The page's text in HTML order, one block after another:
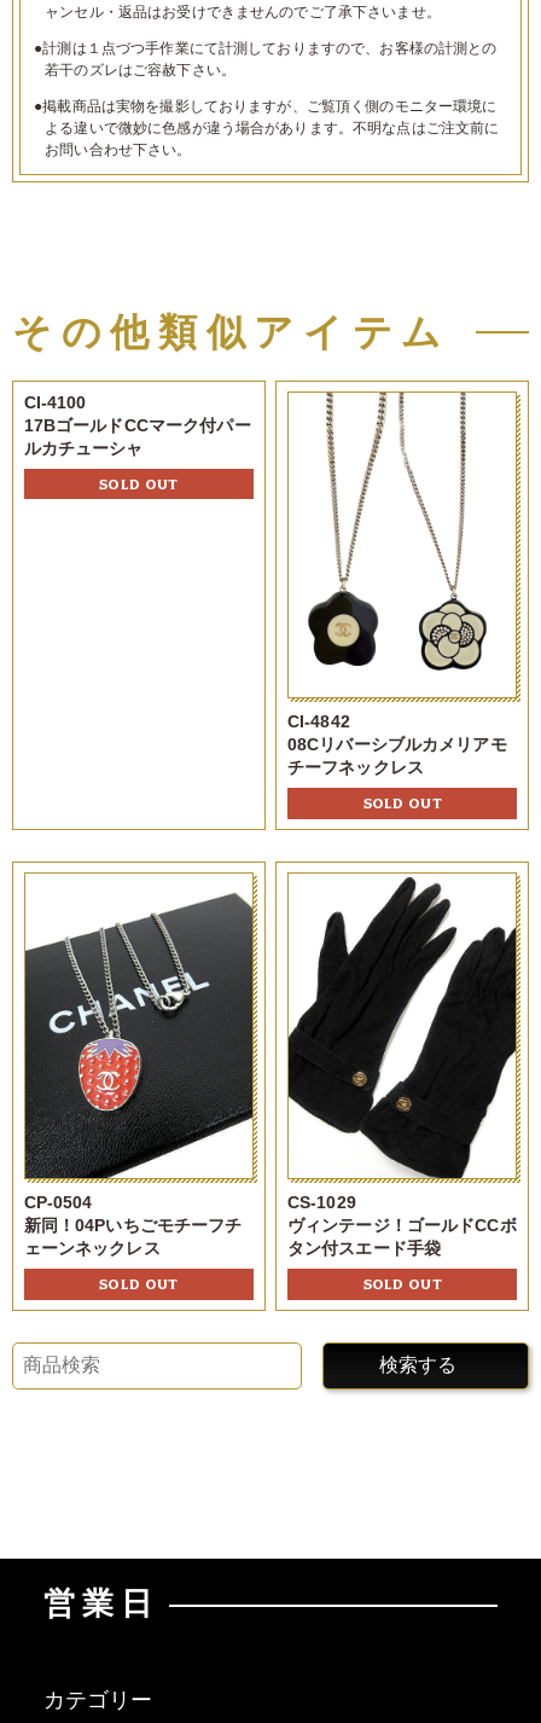
ャンセル・返品はお受けできませんのでご了承下さいませ。
●計測は１点づつ手作業にて計測しておりますので、お客様の計測との
若干のズレはご容赦下さい。
●掲載商品は実物を撮影しておりますが、ご覧頂く側のモニター環境に
よる違いで微妙に色感が違う場合があります。不明な点はご注文前に
お問い合わせ下さい。
その他類似アイテム
CI-4100
17BゴールドCCマーク付パー
ルカチューシャ
SOLD OUT
CI-4842
08Cリバーシブルカメリアモ
チーフネックレス
SOLD OUT
CP-0504
新同！04Pいちごモチーフチ
ェーンネックレス
SOLD OUT
CS-1029
ヴィンテージ！ゴールドCCボ
タン付スエード手袋
SOLD OUT
検索する
営業日
カテゴリー